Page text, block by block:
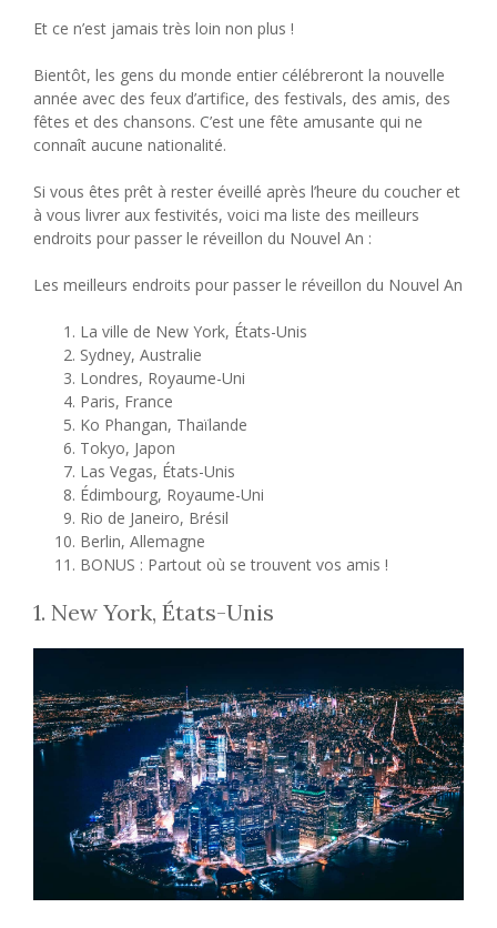
Et ce n’est jamais très loin non plus !
Bientôt, les gens du monde entier célébreront la nouvelle
année avec des feux d’artifice, des festivals, des amis, des
fêtes et des chansons. C’est une fête amusante qui ne
connaît aucune nationalité.
Si vous êtes prêt à rester éveillé après l’heure du coucher et
à vous livrer aux festivités, voici ma liste des meilleurs
endroits pour passer le réveillon du Nouvel An :
Les meilleurs endroits pour passer le réveillon du Nouvel An
La ville de New York, États-Unis
Sydney, Australie
Londres, Royaume-Uni
Paris, France
Ko Phangan, Thaïlande
Tokyo, Japon
Las Vegas, États-Unis
Édimbourg, Royaume-Uni
Rio de Janeiro, Brésil
Berlin, Allemagne
BONUS : Partout où se trouvent vos amis !
1. New York, États-Unis